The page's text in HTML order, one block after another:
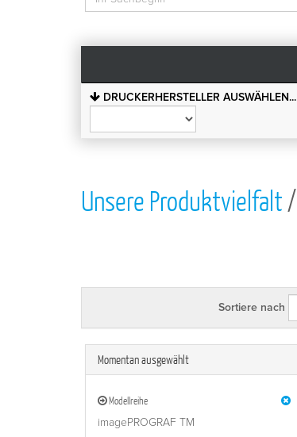
DRUCKERHERSTELLER AUSWÄHLEN...
Unsere Produktvielfalt/
Sortiere nach
Momentan ausgewählt
Modellreihe
imagePROGRAF TM